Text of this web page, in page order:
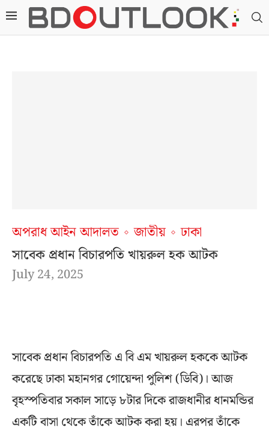
অপরাধ আইন আদালত জাতীয়
ঢাকা
সাবেক প্রধান বিচারপতি খায়রুল হক আটক
July 24, 2025
সাবেক প্রধান বিচারপতি এ বি এম খায়রুল হককে আটক
করেছে ঢাকা মহানগর গোয়েন্দা পুলিশ (ডিবি)। আজ
বৃহস্পতিবার সকাল সাড়ে ৮টার দিকে রাজধানীর ধানমন্ডির
একটি বাসা থেকে তাঁকে আটক করা হয়। এরপর তাঁকে